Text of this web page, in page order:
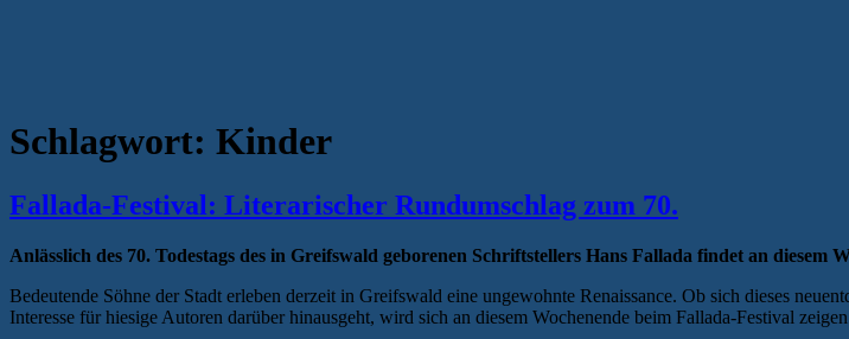
Schlagwort: Kinder
Fallada-Festival: Literarischer Rundumschlag zum 70.
Anlässlich des 70. Todestags des in Greifswald geborenen Schriftstellers Hans Fallada findet an diesem
Bedeutende Söhne der Stadt erleben derzeit in Greifswald eine ungewohnte Renaissance. Ob sich dieses
Interesse für hiesige Autoren darüber hinausgeht, wird sich an diesem Wochenende beim Fallada-Festival